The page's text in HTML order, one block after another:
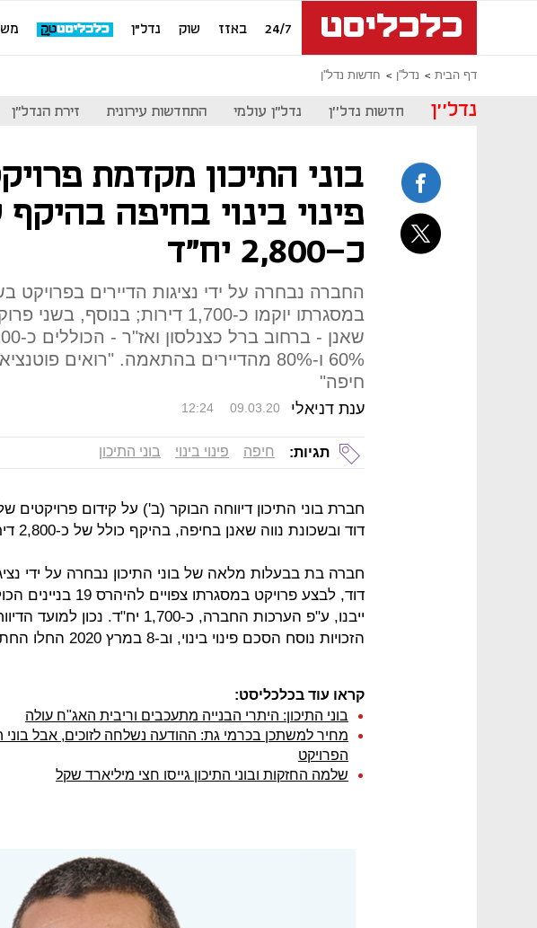
24/7 באזז שוק נדל"ן
דף הבית נדל''ן חדשות נדל''ן
נדל''ן חדשות נדל''ן נדל"ן עולמי התחדשות עירונית זירת הנדל"ן
בוני התיכון מקדמת
פינוי בינוי בחיפה
כ-2,800 יח"ד
החברה נבחרה על ידי נציגות הדיירים בפרויקט
במסגרתו יוקמו כ-1,700 דירות;
60% ו-80% מהדיירים בהתאמה. "רואים
חיפה"
ענת דניאלי 12:24 09.03.20
תגיות: חיפה פינוי בינוי בוני התיכון
חברת בוני התיכון דיווחה הבוקר (ב') על קידום פרויקטים של
דוד ובשכונת נווה שאנן בחיפה, בהיקף כולל של כ-2,800 דירות.
חברה בת בבעלות מלאה של בוני התיכון נבחרה על ידי
ייבנו, ע"פ הערכות החברה, כ-1,700
הזכויות נוסח הסכם פינוי בינוי, וב-8 במרץ 2020 החלו החתמות הדיירים.
קראו עוד בכלכליסט:
בוני התיכון: היתרי הבנייה מתעכבים וריבית האג"ח עולה
מחיר למשתכן בכרמי גת: ההודעה נשלחה לזוכים, אבל
הפרויקט
שלמה החזקות ובוני התיכון גייסו חצי מיליארד שקל